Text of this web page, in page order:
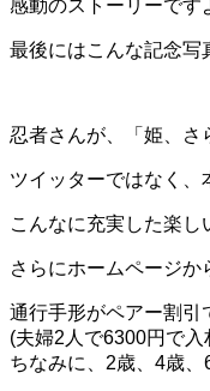
感動のストーリーです
最後にはこんな記念写
忍者さんが、「姫、さ
ツイッターではなく、
こんなに充実した楽し
さらにホームページか
通行手形がペアー割引
(夫婦2人で6300円で入
ちなみに、2歳、4歳、